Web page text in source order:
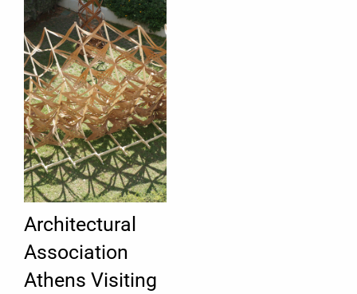
Architectural
Association
Athens Visiting